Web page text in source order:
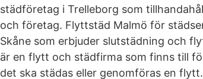
städföretag i Trelleborg som
och företag. Flyttstäd Malmö för
Skåne som erbjuder slutstädning och
är en flytt och städfirma som finns till
det ska städas eller genomföras en